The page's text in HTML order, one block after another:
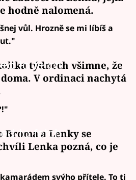
hodně nalomená.
vůl. Hrozně se mi líbíš a
to fetch
týdnech všimne, že
V ordinaci nachytá
to fetch
Broma a Lenky se
Lenka pozná, co je
svýho přítele. To ti